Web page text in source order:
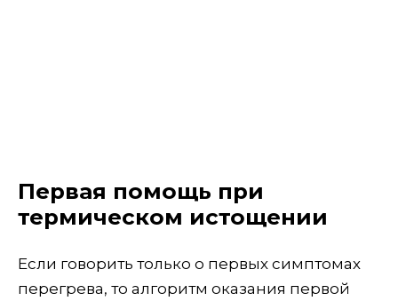
Первая помощь при
термическом истощении
Если говорить только о первых симптомах
перегрева, то алгоритм оказания первой